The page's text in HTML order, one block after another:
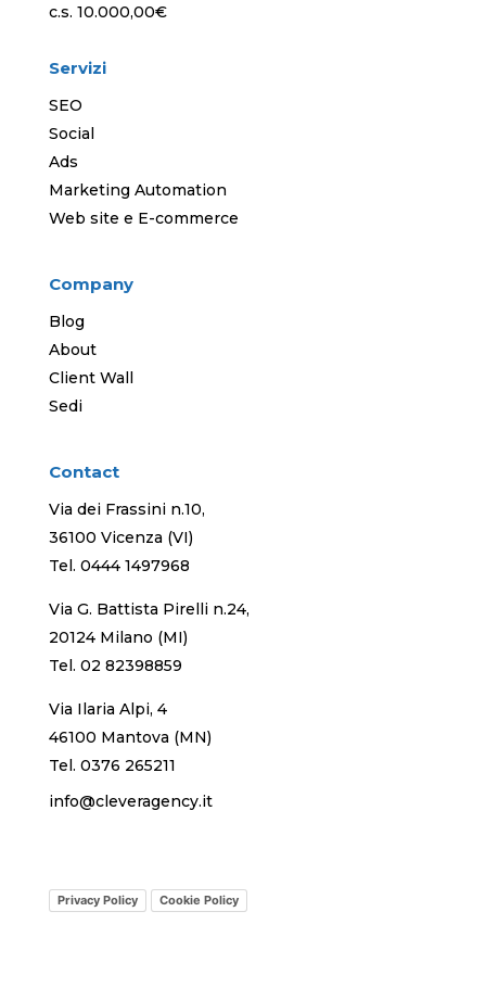
c.s. 10.000,00€
Servizi
SEO
Social
Ads
Marketing Automation
Web site e E-commerce
Company
Blog
About
Client Wall
Sedi
Contact
Via dei Frassini n.10,
36100 Vicenza (VI)
Tel. 0444 1497968
Via G. Battista Pirelli n.24,
20124 Milano (MI)
Tel. 02 82398859
Via Ilaria Alpi, 4
46100 Mantova (MN)
Tel. 0376 265211
info@cleveragency.it
Privacy Policy Cookie Policy